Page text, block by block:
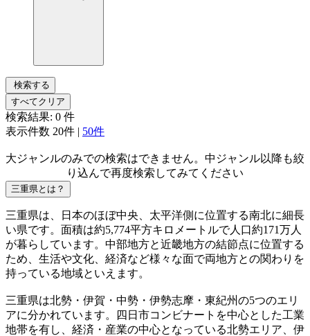
検索する
すべてクリア
検索結果: 0 件
表示件数 20件 | 50件
大ジャンルのみでの検索はできません。中ジャンル以降も絞
り込んで再度検索してみてください
三重県とは？
三重県は、日本のほぼ中央、太平洋側に位置する南北に細長
い県です。面積は約5,774平方キロメートルで人口約171万人
が暮らしています。中部地方と近畿地方の結節点に位置する
ため、生活や文化、経済など様々な面で両地方との関わりを
持っている地域といえます。
三重県は北勢・伊賀・中勢・伊勢志摩・東紀州の5つのエリ
アに分かれています。四日市コンビナートを中心とした工業
地帯を有し、経済・産業の中心となっている北勢エリア、伊